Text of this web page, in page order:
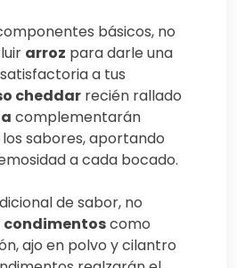
básicos, no
arroz para darle una
a tus
cheddar recién rallado
complementarán
sabores, aportando
a cada bocado.
de sabor, no
condimentoscomo
ajo en polvo y cilantro